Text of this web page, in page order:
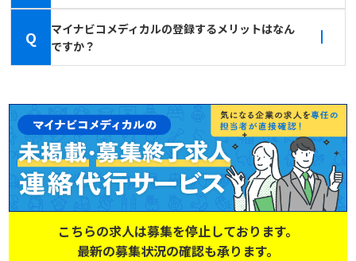
Q
マイナビコメディカルの登録するメリットはなん
ですか？
こちらの求人は募集を停止しております。
最新の募集状況の確認も承ります。